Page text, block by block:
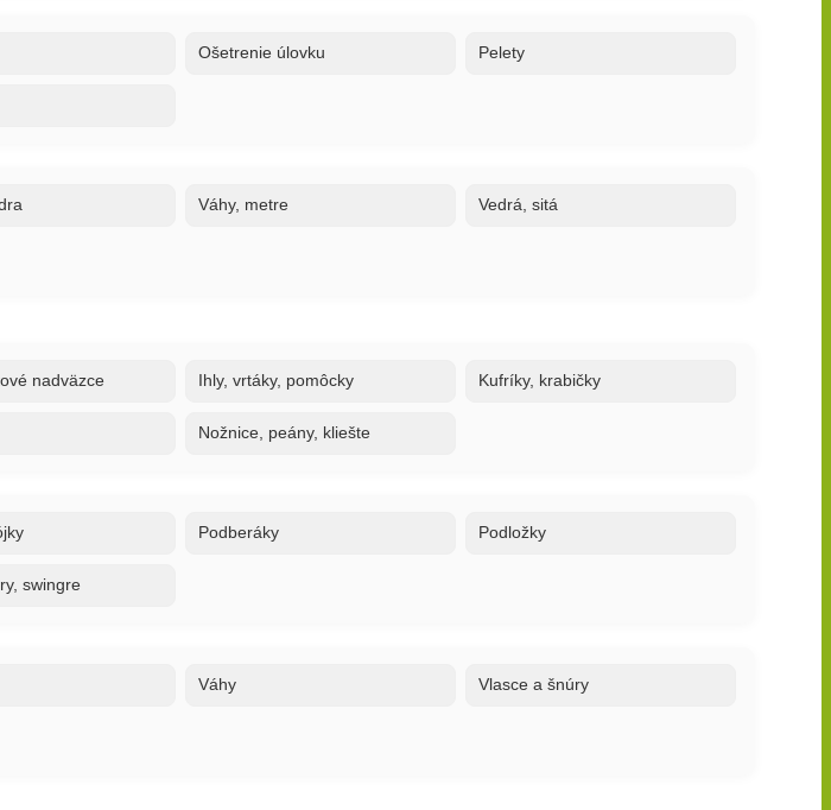
Ošetrenie úlovku Pelety
Váhy, metre Vedrá, sitá
nadväzce Ihly, vrtáky, pomôcky Kufríky, krabičky
Nožnice, peány, kliešte
Podberáky Podložky
swingre
Váhy Vlasce a šnúry